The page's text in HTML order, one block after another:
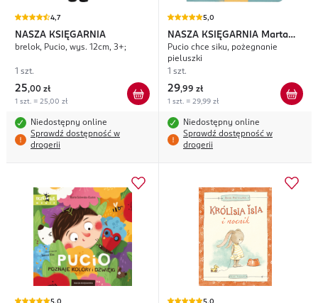
4,7
NASZA KSIĘGARNIA
brelok, Pucio, wys. 12cm, 3+;
1 szt.
25,00 zł
1 szt. = 25,00 zł
Niedostępny online
Sprawdź dostępność w
drogerii
5,0
NASZA KSIĘGARNIA Marta
Galewska-Kustra
Pucio chce siku, pożegnanie
pieluszki
1 szt.
29,99 zł
1 szt. = 29,99 zł
Niedostępny online
Sprawdź dostępność w
drogerii